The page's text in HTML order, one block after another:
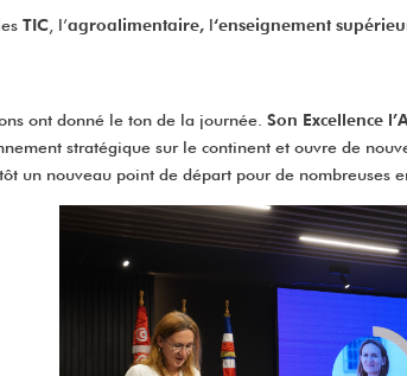
TIC, l’agroalimentaire, l‘enseignement
ont donné le ton de la journée. Son Excellence
stratégique sur le continent et ouvre de
un nouveau point de départ pour de nombreuses